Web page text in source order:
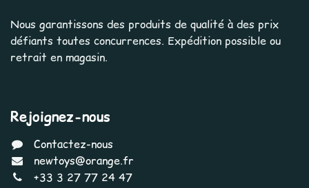
Nous garantissons des produits de qualité à des prix
défiants toutes concurrences. Expédition possible ou
retrait en magasin.
Rejoignez-nous
Contactez-nous
newtoys@orange.fr
+33 3 27 77 24 47